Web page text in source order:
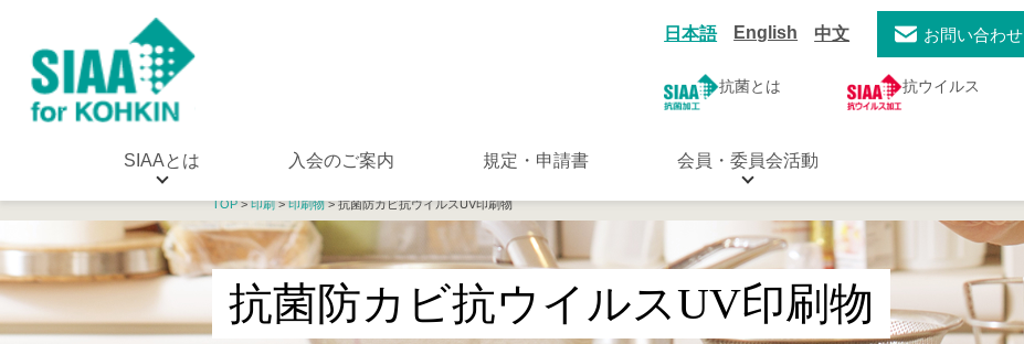
日本語 English 中文 お問い合わせ
抗菌とは 抗ウイルス
SIAAとは 入会のご案内 規定・申請書 会員・委員会活動
TOP>印刷>印刷物> 抗菌防カビ抗ウイルスUV印刷物
抗菌防カビ抗ウイルスUV印刷物